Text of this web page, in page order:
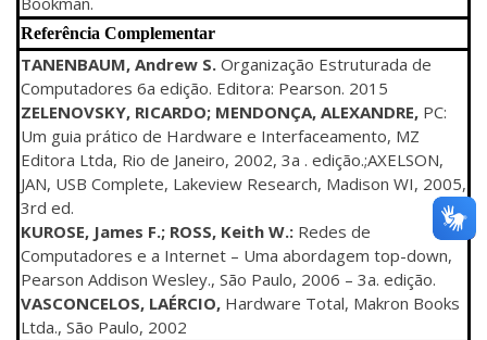
Referência Complementar
TANENBAUM, Andrew S. Organização Estruturada de
Computadores 6a edição. Editora: Pearson. 2015
ZELENOVSKY, RICARDO; MENDONÇA, ALEXANDRE, PC:
Um guia prático de Hardware e Interfaceamento, MZ
Editora Ltda, Rio de Janeiro, 2002, 3a . edição.;AXELSON,
JAN, USB Complete, Lakeview Research, Madison WI, 2005,
3rd ed.
KUROSE, James F.; ROSS, Keith W.: Redes de
Computadores e a Internet – Uma abordagem top-down,
Pearson Addison Wesley., São Paulo, 2006 – 3a. edição.
VASCONCELOS, LAÉRCIO, Hardware Total, Makron Books
Ltda., São Paulo, 2002